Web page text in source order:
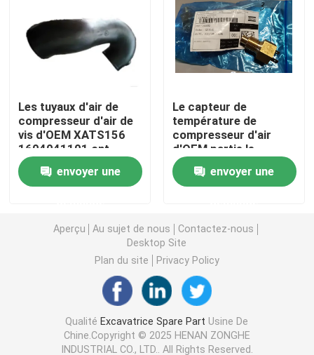
Excavatrice Spare Part
Pièces détachées de moteur
Pièces de moteur Perkins
pièces de rechange de Cummins Engine
Pièces de rechange de compresseur d'air
Pompe d'injection de carburant diesel
Les tuyaux d'air de
compresseur d'air de
vis d'OEM XATS156
1604041101 ont
adapté aux besoins du
client envoyer une
Le capteur de
température de
compresseur d'air
d'OEM partie le
modèle 1615783102
envoyer une
Aperçu Au sujet de nous
Contactez-nous
Desktop Site
Plan du site
Privacy Policy
Qualité Excavatrice Spare Part Usine De
Chine.Copyright © 2025 HENAN ZONGHE
INDUSTRIAL CO., LTD.. All Rights Reserved.